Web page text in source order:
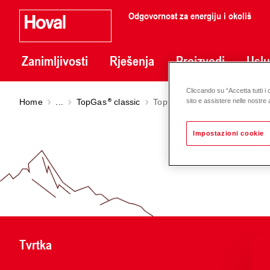
Odgovornost za energiju i okoliš
Zanimljivosti Rješenja Proizvodi
Home TopGas classic TopGas classic uklj. TTE
Tvrtka
Cliccando su “Accetta tutti i
sito e assistere nelle nostre
Impostazioni cookie